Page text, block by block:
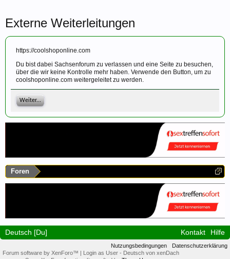
Externe Weiterleitungen
https://coolshoponline.com
Du bist dabei Sachsenforum zu verlassen und eine Seite zu besuchen,
über die wir keine Kontrolle mehr haben. Verwende den Button, um zu
coolshoponline.com weitergeleitet zu werden.
Weiter...
Foren
Deutsch [Du] Kontakt Hilfe
Nutzungsbedingungen
Datenschutzerklärung
Forum software by XenForo™ | Login as User - Deutsch von xenDach